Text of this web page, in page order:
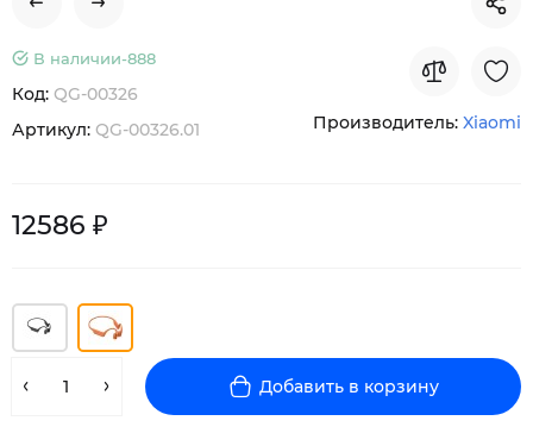
В наличии-888
Код: QG-00326
Артикул: QG-00326.01 Производитель: Xiaomi
12586 ₽
Добавить в корзину